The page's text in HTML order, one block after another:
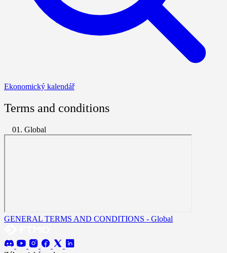
Ekonomický kalendář
Terms and conditions
01. Global
GENERAL TERMS AND CONDITIONS - Global